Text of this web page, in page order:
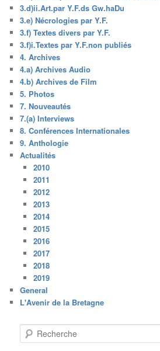
3.d)ii.Art.par Y.F.ds Gw.haDu
3.e) Nécrologies par Y.F.
3.f) Textes divers par Y.F.
3.f)i.Textes par Y.F.non publiés
4. Archives
4.a) Archives Audio
4.b) Archives de Film
5. Photos
7. Nouveautés
7.(a) Interviews
8. Conférences Internationales
9. Anthologie
Actualités
2010
2011
2012
2013
2014
2015
2016
2017
2018
2019
General
L'Avenir de la Bretagne
e